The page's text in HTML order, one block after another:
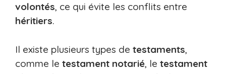
volontés, ce qui évite les conflits entre
héritiers.
Il existe plusieurs types de testaments,
comme le testament notarié, le testament